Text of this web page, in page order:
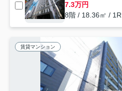
7.3万円
8階 / 18.36㎡ / 1R
賃貸マンション